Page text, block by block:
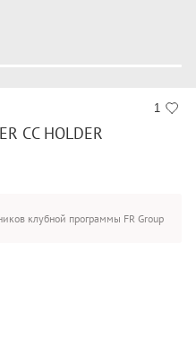
1
CC HOLDER
клубной программы FR Group